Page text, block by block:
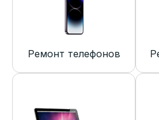
Ремонт телефонов